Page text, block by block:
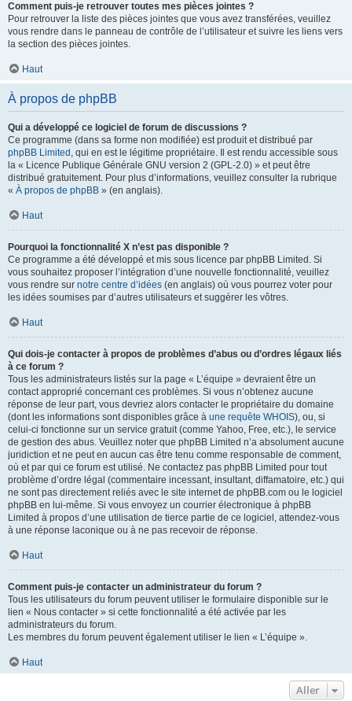
Comment puis-je retrouver toutes mes pièces jointes ?
Pour retrouver la liste des pièces jointes que vous avez transférées, veuillez
vous rendre dans le panneau de contrôle de l’utilisateur et suivre les liens vers
la section des pièces jointes.
Haut
À propos de phpBB
Qui a développé ce logiciel de forum de discussions ?
Ce programme (dans sa forme non modifiée) est produit et distribué par
phpBB Limited , qui en est le légitime propriétaire. Il est rendu accessible sous
la « Licence Publique Générale GNU version 2 (GPL-2.0) » et peut être
distribué gratuitement. Pour plus d’informations, veuillez consulter la rubrique
« À propos de phpBB » (en anglais).
Haut
Pourquoi la fonctionnalité X n’est pas disponible ?
Ce programme a été développé et mis sous licence par phpBB Limited. Si
vous souhaitez proposer l’intégration d’une nouvelle fonctionnalité, veuillez
vous rendre sur notre centre d’idées (en anglais) où vous pourrez voter pour
les idées soumises par d’autres utilisateurs et suggérer les vôtres.
Haut
Qui dois-je contacter à propos de problèmes d’abus ou d’ordres légaux liés
à ce forum ?
Tous les administrateurs listés sur la page « L’équipe » devraient être un
contact approprié concernant ces problèmes. Si vous n’obtenez aucune
réponse de leur part, vous devriez alors contacter le propriétaire du domaine
(dont les informations sont disponibles grâce à une requête WHOIS), ou, si
celui-ci fonctionne sur un service gratuit (comme Yahoo, Free, etc.), le service
de gestion des abus. Veuillez noter que phpBB Limited n’a absolument aucune
juridiction et ne peut en aucun cas être tenu comme responsable de comment,
où et par qui ce forum est utilisé. Ne contactez pas phpBB Limited pour tout
problème d’ordre légal (commentaire incessant, insultant, diffamatoire, etc.) qui
ne sont pas directement reliés avec le site internet de phpBB.com ou le logiciel
phpBB en lui-même. Si vous envoyez un courrier électronique à phpBB
Limited à propos d’une utilisation de tierce partie de ce logiciel, attendez-vous
à une réponse laconique ou à ne pas recevoir de réponse.
Haut
Comment puis-je contacter un administrateur du forum ?
Tous les utilisateurs du forum peuvent utiliser le formulaire disponible sur le
lien « Nous contacter » si cette fonctionnalité a été activée par les
administrateurs du forum.
Les membres du forum peuvent également utiliser le lien « L’équipe ».
Haut
Aller